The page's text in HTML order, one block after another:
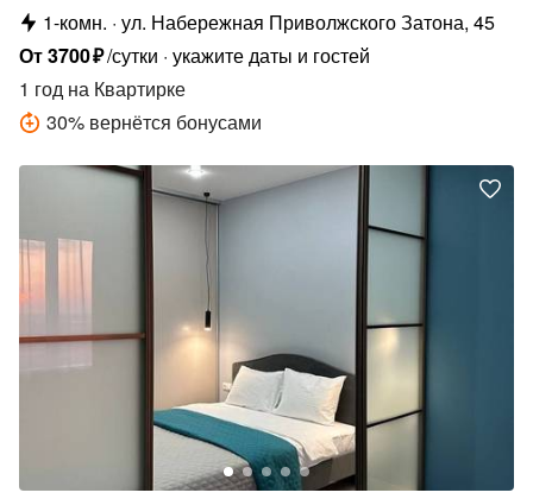
1-комн. ул. Набережная Приволжского Затона, 45
От3700₽/сутки укажите даты и гостей
1 год на Квартирке
30% вернётся бонусами